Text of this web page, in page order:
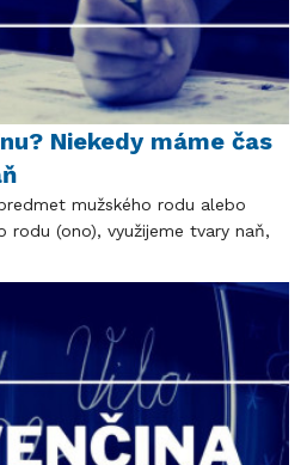
Niekedy máme čas
mužského rodu alebo
rodu (ono), využijeme tvary naň,